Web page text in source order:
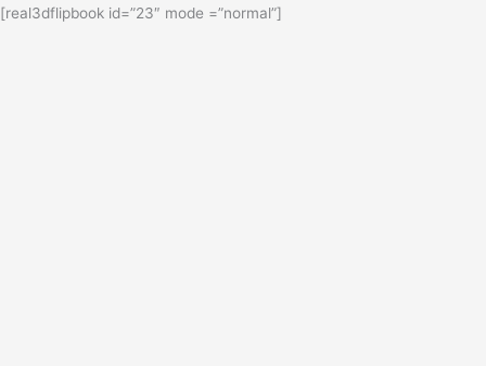
[real3dflipbook id=”23″ mode =”normal”]